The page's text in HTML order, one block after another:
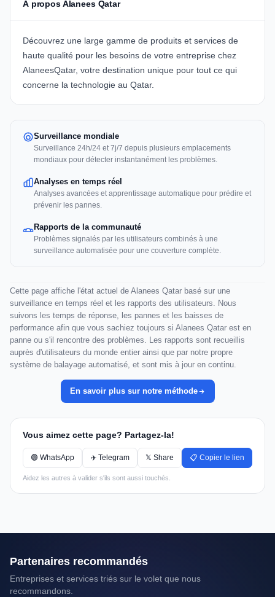
À propos Alanees Qatar
Découvrez une large gamme de produits et services de
haute qualité pour les besoins de votre entreprise chez
AlaneesQatar, votre destination unique pour tout ce qui
concerne la technologie au Qatar.
Surveillance mondiale
Surveillance 24h/24 et 7j/7 depuis plusieurs emplacements
mondiaux pour détecter instantanément les problèmes.
Analyses en temps réel
Analyses avancées et apprentissage automatique pour prédire et
prévenir les pannes.
Rapports de la communauté
Problèmes signalés par les utilisateurs combinés à une
surveillance automatisée pour une couverture complète.
Cette page affiche l'état actuel de Alanees Qatar basé sur une
surveillance en temps réel et les rapports des utilisateurs. Nous
suivons les temps de réponse, les pannes et les baisses de
performance afin que vous sachiez toujours si Alanees Qatar est en
panne ou s'il rencontre des problèmes. Les rapports sont recueillis
auprès d'utilisateurs du monde entier ainsi que par notre propre
système de balayage automatisé, et sont mis à jour en continu.
En savoir plus sur notre méthode
Vous aimez cette page? Partagez-la!
🟢 WhatsApp ✈️ Telegram 𝕏 Share 📋 Copier le lien
Aidez les autres à valider s'ils sont aussi touchés.
Partenaires recommandés
Entreprises et services triés sur le volet que nous
recommandons.